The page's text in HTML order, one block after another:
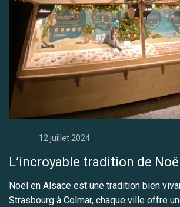
12 juillet 2024
L’incroyable tradition de
Noël en Alsace est une tradition bien
Strasbourg à Colmar, chaque ville offre